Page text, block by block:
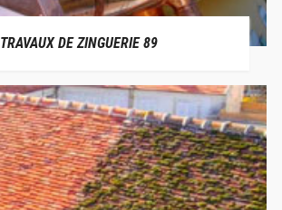
TRAVAUX DE ZINGUERIE 89